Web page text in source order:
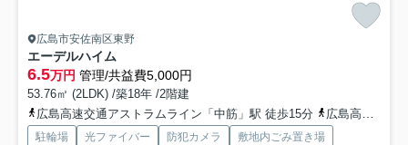
広島市安佐南区東野
エーデルハイム
6.5万円 管理/共益費5,000円
53.76㎡ (2LDK) /築18年 /2階建
広島高速交通アストラムライン「中筋」駅 徒歩15分
広島高速交通アストラムライン「西原」駅 徒歩18分
駐輪場 光ファイバー 防犯カメラ
敷地内ごみ置き場